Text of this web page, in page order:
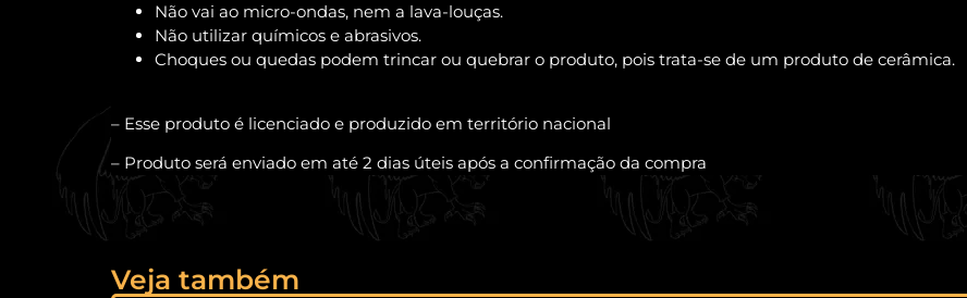
Não vai ao micro-ondas, nem a lava-louças.
Não utilizar químicos e abrasivos.
Choques ou quedas podem trincar ou quebrar o produto, pois trata-se de um produto de cerâmica.
– Esse produto é licenciado e produzido em território nacional
– Produto será enviado em até 2 dias úteis após a confirmação da compra
Veja também